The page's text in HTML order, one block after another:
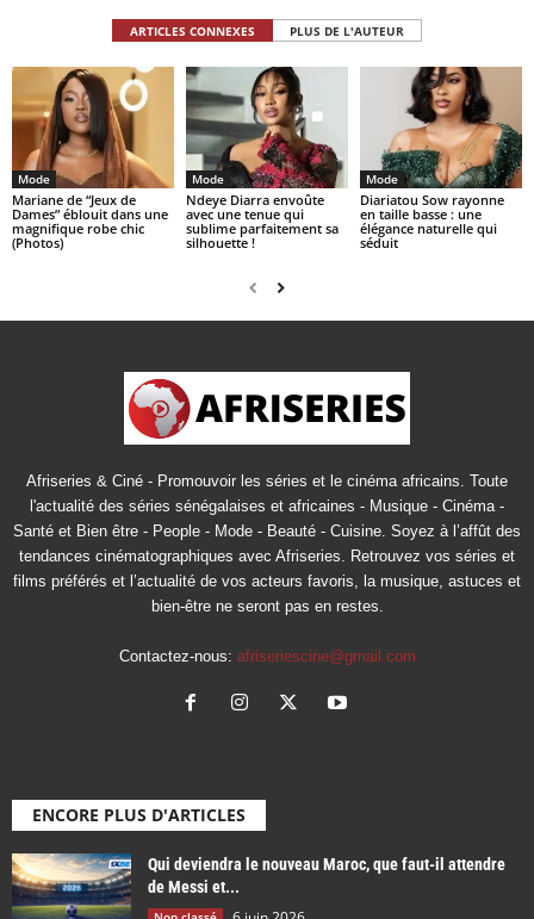
ARTICLES CONNEXES PLUS DE L'AUTEUR
Mode
Mariane de “Jeux de
Dames” éblouit dans une
magnifique robe chic
(Photos)
Mode
Ndeye Diarra envoûte
avec une tenue qui
sublime parfaitement sa
silhouette !
Mode
Diariatou Sow rayonne
en taille basse : une
élégance naturelle qui
séduit
Afriseries & Ciné - Promouvoir les séries et le cinéma africains. Toute
l'actualité des séries sénégalaises et africaines - Musique - Cinéma -
Santé et Bien être - People - Mode - Beauté - Cuisine. Soyez à l’affût des
tendances cinématographiques avec Afriseries. Retrouvez vos séries et
films préférés et l’actualité de vos acteurs favoris, la musique, astuces et
bien-être ne seront pas en restes.
Contactez-nous: afriseriescine@gmail.com
ENCORE PLUS D'ARTICLES
Qui deviendra le nouveau Maroc, que faut-il attendre
de Messi et...